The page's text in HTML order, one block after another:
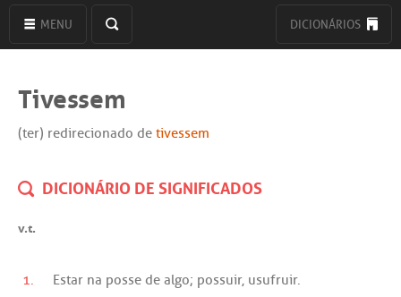
MENU DICIONÁRIOS
Tivessem
(ter) redirecionado de tivessem
DICIONÁRIO DE SIGNIFICADOS
v.t.
1. Estar na posse de algo; possuir, usufruir.